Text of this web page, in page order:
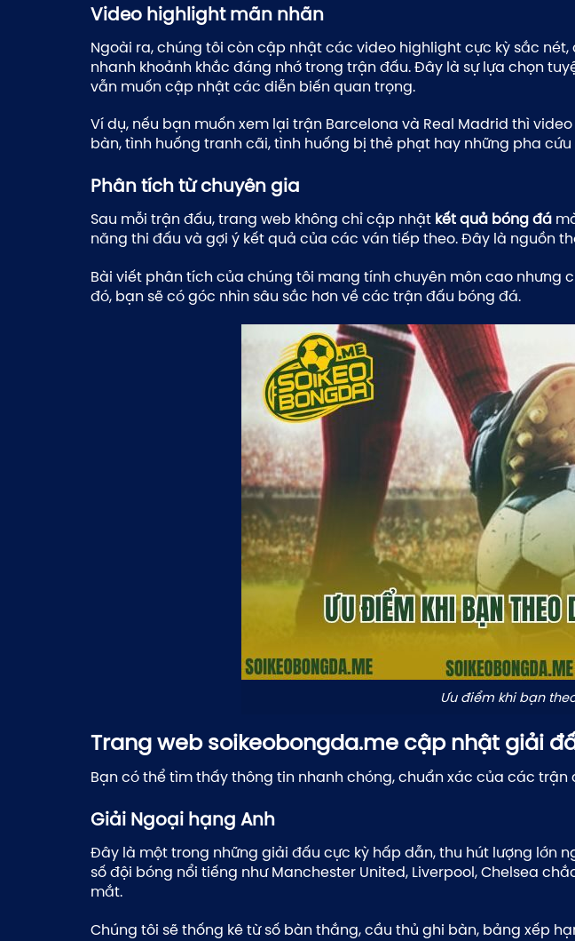
Video highlight mãn nhãn
Ngoài ra, chúng tôi còn cập nhật các video highlight cực kỳ sắc
nhanh khoảnh khắc đáng nhớ trong trận đấu. Đây là sự lựa chọn
vẫn muốn cập nhật các diễn biến quan trọng.
Ví dụ, nếu bạn muốn xem lại trận Barcelona và Real Madrid thì
bàn, tình huống tranh cãi, tình huống bị thẻ phạt hay những pha
Phân tích từ chuyên gia
Sau mỗi trận đấu, trang web không chỉ cập nhật kết quả bóng đá
năng thi đấu và gợi ý kết quả của các ván tiếp theo. Đây là nguồn
Bài viết phân tích của chúng tôi mang tính chuyên môn cao nhưng
đó, bạn sẽ có góc nhìn sâu sắc hơn về các trận đấu bóng đá.
Ưu điểm khi bạn
Trang web soikeobongda.me cập nhật giải
Bạn có thể tìm thấy thông tin nhanh chóng, chuẩn xác của các
Giải Ngoại hạng Anh
Đây là một trong những giải đấu cực kỳ hấp dẫn, thu hút lượng lớn
số đội bóng nổi tiếng như Manchester United, Liverpool, Chelsea
mắt.
Chúng tôi sẽ thống kê từ số bàn thắng, cầu thủ ghi bàn, bảng xếp